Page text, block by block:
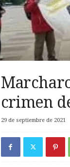
crimen
29 de septiembre de 2021